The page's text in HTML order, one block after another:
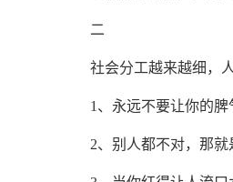
二
社会分工越来越细，人
1、永远不要让你的脾
2、别人都不对，那就